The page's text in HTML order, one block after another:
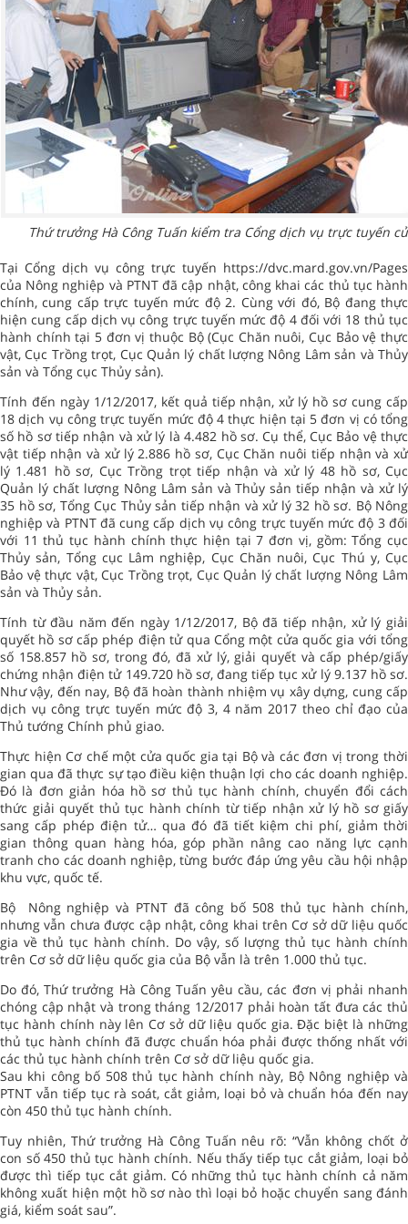
Thứ trưởng Hà Công Tuấn kiểm tra Cổng dịch vụ trực tuyến
Tại Cổng dịch vụ công trực tuyến https://dvc.mard.gov.vn/Pages
của Nông nghiệp và PTNT đã cập nhật, công khai các thủ tục hành
chính, cung cấp trực tuyến mức độ 2. Cùng với đó, Bộ đang thực
hiện cung cấp dịch vụ công trực tuyến mức độ 4 đối với 18 thủ tục
hành chính tại 5 đơn vị thuộc Bộ (Cục Chăn nuôi, Cục Bảo vệ thực
vật, Cục Trồng trọt, Cục Quản lý chất lượng Nông Lâm sản và Thủy
sản và Tổng cục Thủy sản).
Tính đến ngày 1/12/2017, kết quả tiếp nhận, xử lý hồ sơ cung cấp
18 dịch vụ công trực tuyến mức độ 4 thực hiện tại 5 đơn vị có tổng
số hồ sơ tiếp nhận và xử lý là 4.482 hồ sơ. Cụ thể, Cục Bảo vệ thực
vật tiếp nhận và xử lý 2.886 hồ sơ, Cục Chăn nuôi tiếp nhận và xử
lý 1.481 hồ sơ, Cục Trồng trọt tiếp nhận và xử lý 48 hồ sơ, Cục
Quản lý chất lượng Nông Lâm sản và Thủy sản tiếp nhận và xử lý
35 hồ sơ, Tổng Cục Thủy sản tiếp nhận và xử lý 32 hồ sơ. Bộ Nông
nghiệp và PTNT đã cung cấp dịch vụ công trực tuyến mức độ 3 đối
với 11 thủ tục hành chính thực hiện tại 7 đơn vị, gồm: Tổng cục
Thủy sản, Tổng cục Lâm nghiệp, Cục Chăn nuôi, Cục Thú y, Cục
Bảo vệ thực vật, Cục Trồng trọt, Cục Quản lý chất lượng Nông Lâm
sản và Thủy sản.
Tính từ đầu năm đến ngày 1/12/2017, Bộ đã tiếp nhận, xử lý giải
quyết hồ sơ cấp phép điện tử qua Cổng một cửa quốc gia với tổng
số 158.857 hồ sơ, trong đó, đã xử lý, giải quyết và cấp phép/giấy
chứng nhận điện tử 149.720 hồ sơ, đang tiếp tục xử lý 9.137 hồ sơ.
Như vậy, đến nay, Bộ đã hoàn thành nhiệm vụ xây dựng, cung cấp
dịch vụ công trực tuyến mức độ 3, 4 năm 2017 theo chỉ đạo của
Thủ tướng Chính phủ giao.
Thực hiện Cơ chế một cửa quốc gia tại Bộ và các đơn vị trong thời
gian qua đã thực sự tạo điều kiện thuận lợi cho các doanh nghiệp.
Đó là đơn giản hóa hồ sơ thủ tục hành chính, chuyển đổi cách
thức giải quyết thủ tục hành chính từ tiếp nhận xử lý hồ sơ giấy
sang cấp phép điện tử… qua đó đã tiết kiệm chi phí, giảm thời
gian thông quan hàng hóa, góp phần nâng cao năng lực cạnh
tranh cho các doanh nghiệp, từng bước đáp ứng yêu cầu hội nhập
khu vực, quốc tế.
Bộ Nông nghiệp và PTNT đã công bố 508 thủ tục hành chính,
nhưng vẫn chưa được cập nhật, công khai trên Cơ sở dữ liệu quốc
gia về thủ tục hành chính. Do vậy, số lượng thủ tục hành chính
trên Cơ sở dữ liệu quốc gia của Bộ vẫn là trên 1.000 thủ tục.
Do đó, Thứ trưởng Hà Công Tuấn yêu cầu, các đơn vị phải nhanh
chóng cập nhật và trong tháng 12/2017 phải hoàn tất đưa các thủ
tục hành chính này lên Cơ sở dữ liệu quốc gia. Đặc biệt là những
thủ tục hành chính đã được chuẩn hóa phải được thống nhất với
các thủ tục hành chính trên Cơ sở dữ liệu quốc gia.
Sau khi công bố 508 thủ tục hành chính này, Bộ Nông nghiệp và
PTNT vẫn tiếp tục rà soát, cắt giảm, loại bỏ và chuẩn hóa đến nay
còn 450 thủ tục hành chính.
Tuy nhiên, Thứ trưởng Hà Công Tuấn nêu rõ: “Vẫn không chốt ở
con số 450 thủ tục hành chính. Nếu thấy tiếp tục cắt giảm, loại bỏ
được thì tiếp tục cắt giảm. Có những thủ tục hành chính cả năm
không xuất hiện một hồ sơ nào thì loại bỏ hoặc chuyển sang đánh
giá, kiểm soát sau”.